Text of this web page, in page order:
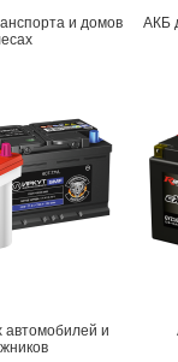
и домов
АКБ
автомобилей и